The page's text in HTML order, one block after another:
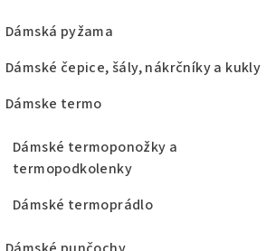
Dámská pyžama
Dámské čepice, šály, nákrčníky a kukly
Dámske termo
Dámské termoponožky a
termopodkolenky
Dámské termoprádlo